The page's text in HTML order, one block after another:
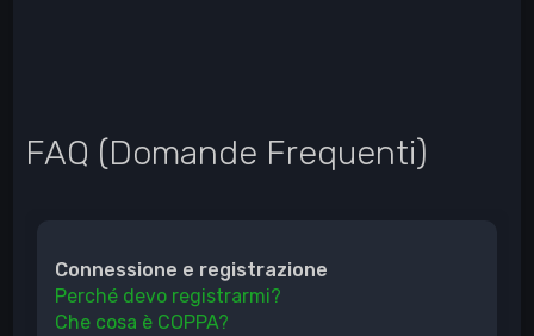
FAQ (Domande Frequenti)
Connessione e registrazione
Perché devo registrarmi?
Che cosa è COPPA?